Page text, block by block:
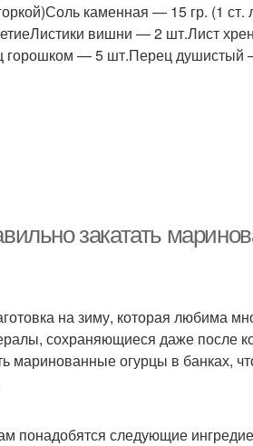
каменная — 15 гр. (1 ст.
вишни — 2 шт.Лист
горошком — 5 шт.Перец
закатать
на зиму, которая любима
сохраняющиеся даже после
маринованные огурцы в банках,
понадобятся следующие